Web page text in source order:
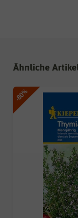
Ähnliche
-80%